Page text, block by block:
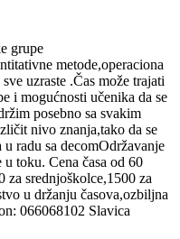
grupe
metode,operaciona
uzraste .Čas može trajati
i mogućnosti učenika da se
posebno sa svakim
nivo znanja,tako da se
radu sa decomOdržavanje
toku. Cena časa od 60
za srednjoškolce,1500 za
u držanju časova,ozbiljna
066068102 Slavica